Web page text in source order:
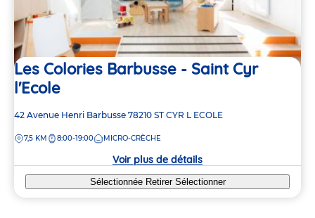
Les Colories Barbusse - Saint Cyr
l'Ecole
Adresse
la
42 Avenue Henri Barbusse 78210 ST CYR L ECOLE
DISTANCE
7,5 KM 8:00-19:00 MICRO-CRÈCHE
Voir plus de détails
Sélectionnée Retirer Sélectionner